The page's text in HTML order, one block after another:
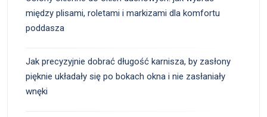
między plisami, roletami i markizami dla komfortu
poddasza
Jak precyzyjnie dobrać długość karnisza, by zasłony
pięknie układały się po bokach okna i nie zasłaniały
wnęki